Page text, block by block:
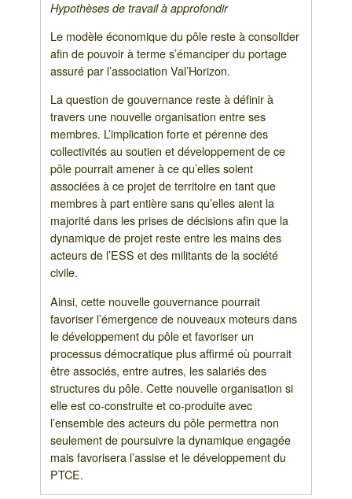
Hypothèses de travail à approfondir
Le modèle économique du pôle reste à consolider
afin de pouvoir à terme s’émanciper du portage
assuré par l’association Val’Horizon.
La question de gouvernance reste à définir à
travers une nouvelle organisation entre ses
membres. L’implication forte et pérenne des
collectivités au soutien et développement de ce
pôle pourrait amener à ce qu’elles soient
associées à ce projet de territoire en tant que
membres à part entière sans qu’elles aient la
majorité dans les prises de décisions afin que la
dynamique de projet reste entre les mains des
acteurs de l’ESS et des militants de la société
civile.
Ainsi, cette nouvelle gouvernance pourrait
favoriser l’émergence de nouveaux moteurs dans
le développement du pôle et favoriser un
processus démocratique plus affirmé où pourrait
être associés, entre autres, les salariés des
structures du pôle. Cette nouvelle organisation si
elle est co-construite et co-produite avec
l’ensemble des acteurs du pôle permettra non
seulement de poursuivre la dynamique engagée
mais favorisera l’assise et le développement du
PTCE.